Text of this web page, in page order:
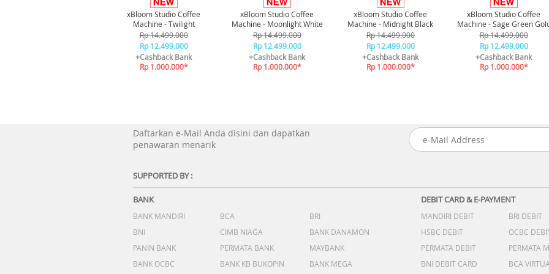
xBloom Studio Coffee
Machine - Twilight
Rp 14.499.000
Rp 12.499.000
+Cashback Bank
Rp 1.000.000*
xBloom Studio Coffee
Machine - Moonlight White
Rp 14.499.000
Rp 12.499.000
+Cashback Bank
Rp 1.000.000*
xBloom Studio Coffee
Machine - Midnight Black
Rp 14.499.000
Rp 12.499.000
+Cashback Bank
Rp 1.000.000*
xBloom Studio Coffee
Machine - Sage Green
Rp 14.499.000
Rp 12.499.000
+Cashback Bank
Rp 1.000.000*
Daftarkan e-Mail Anda disini dan dapatkan
penawaran menarik
SUPPORTED BY :
BANK
BANK MANDIRI BCA
BRI
BNI
CIMB NIAGA
BANK DANAMON
PANIN BANK
PERMATA BANK
MAYBANK
BANK OCBC
BANK KB BUKOPIN BANK MEGA
DEBIT CARD & E-PAYMENT
MANDIRI DEBIT BRI DEBIT
HSBC DEBIT
OCBC
PERMATA DEBIT
PERMATA
BNI DEBIT CARD
BCA